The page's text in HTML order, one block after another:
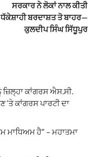
ਸਰਕਾਰ ਨੇ ਲੋਕਾਂ ਨਾਲ ਕੀਤੀ
ਧੱਕੇਸ਼ਾਹੀ ਬਰਦਾਸ਼ਤ ਤੋ ਬਾਹਰ—
ਕੁਲਦੀਪ ਸਿੰਘ ਸਿੱਧੂਪੁਰ
ਕਾਂਗਰਸ ਐਸ.ਸੀ.
ਕਾਂਗਰਸ ਪਾਰਟੀ ਦਾ
ਮਾਧਿਅਮ ਹੈ” – ਮਹਾਤਮਾ